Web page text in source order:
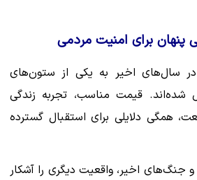
پنهان برای امنیت مردمی
در سال‌های اخیر به یکی از ستون‌های
شده‌اند. قیمت مناسب، تجربه زندگی
همگی دلایلی برای استقبال گسترده
جنگ‌های اخیر، واقعیت دیگری را آشکار